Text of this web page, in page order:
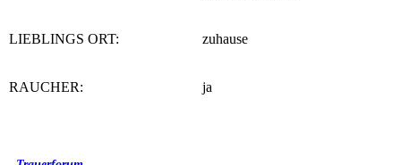
LIEBLINGS ORT: zuhause
RAUCHER: ja